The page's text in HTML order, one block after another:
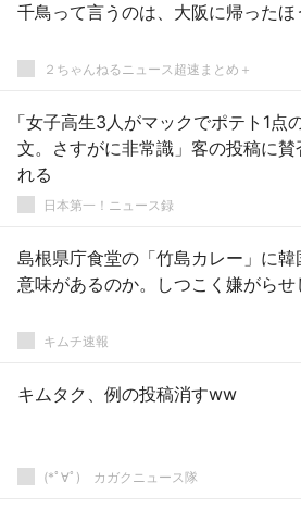
千鳥って言うのは、大阪に帰ったほ
２ちゃんねるニュース超速まとめ＋
「女子高生3人がマックでポテト1点
文。さすがに非常識」客の投稿に賛
れる
日本第一！ニュース録
島根県庁食堂の「竹島カレー」に
意味があるのか。しつこく嫌がらせ
キムチ速報
キムタク、例の投稿消すww
(*ﾟ∀ﾟ)ゞカガクニュース隊